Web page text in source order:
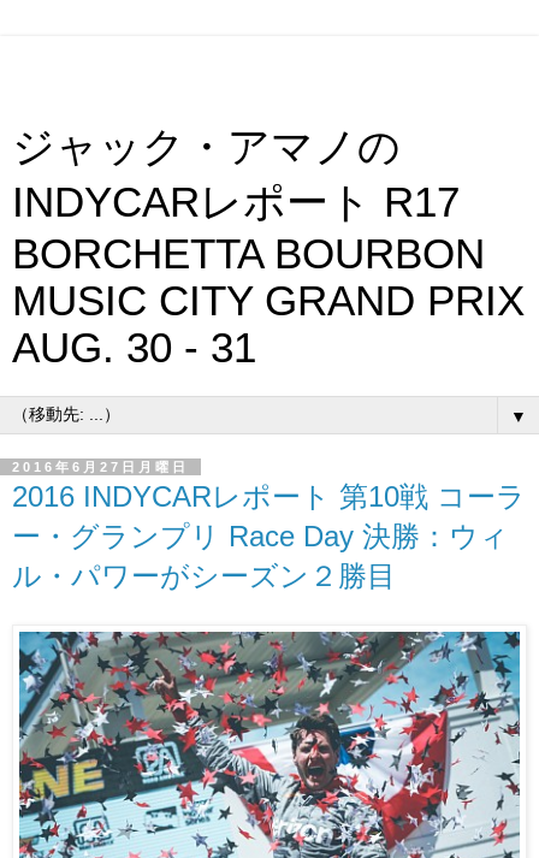
ジャック・アマノの
INDYCARレポート R17
BORCHETTA BOURBON
MUSIC CITY GRAND PRIX
AUG. 30 - 31
▼
2016年6月27日月曜日
2016 INDYCARレポート 第10戦 コーラ
ー・グランプリ Race Day 決勝：ウィ
ル・パワーがシーズン２勝目